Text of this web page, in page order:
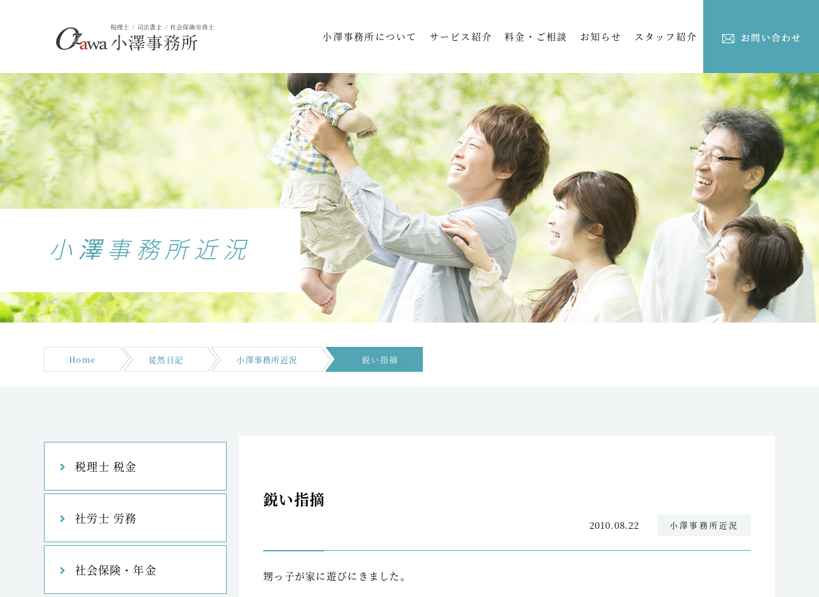
小澤事務所について サービス紹介 料金・ご相談 お知らせ スタッフ紹介
小澤事務所近況
Home 徒然日記 小澤事務所近況 鋭い指摘
税理士 税金
社労士 労務
社会保険・年金
鋭い指摘
2010.08.22 小澤事務所近況
甥っ子が家に遊びにきました。